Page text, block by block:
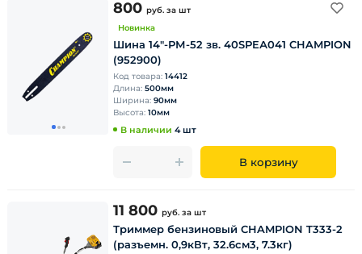
800 руб. за шт
Новинка
Шина 14"-РМ-52 зв. 40SРEА041 CHAMPION
(952900)
Код товара: 14412
Длина: 500мм
Ширина: 90мм
Высота: 10мм
В наличии 4 шт
В корзину
11 800 руб. за шт
Триммер бензиновый CHAMPION T333-2
(разъемн. 0,9кВт, 32.6см3, 7.3кг)